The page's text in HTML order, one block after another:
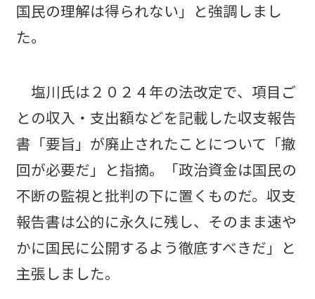
国民の理解は得られない」と強調しまし
た。
塩川氏は２０２４年の法改定で、項目ご
との収入・支出額などを記載した収支報告
書「要旨」が廃止されたことについて「撤
回が必要だ」と指摘。「政治資金は国民の
不断の監視と批判の下に置くものだ。収支
報告書は公的に永久に残し、そのまま速や
かに国民に公開するよう徹底すべきだ」と
主張しました。